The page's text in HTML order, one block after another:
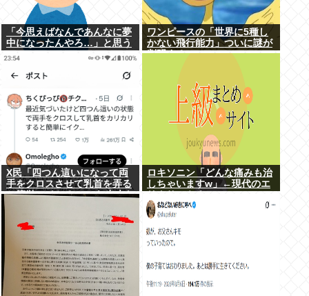
「今思えばなんであんなに夢
中になったんやろ…」と思う
コンテンツ
ワンピースの「世界に5種し
かない飛行能力」ついに謎が
判明するwww
X民「四つん這いになって両
手をクロスさせて乳首を弄る
と簡単にイケる」 これ出来な
ロキソニン「どんな痛みも治
しちゃいますw」←現代のエ